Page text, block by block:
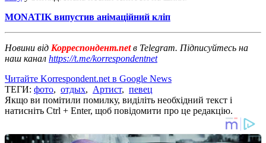
MONATIK випустив анімаційний кліп
Новини від Корреспондент.netв Telegram. Підписуйтесь на
наш канал https://t.me/korrespondentnet
Читайте Korrespondent.net в Google News
ТЕГИ: фото, отдых, Артист, певец
Якщо ви помітили помилку, виділіть необхідний текст і
натисніть Ctrl + Enter, щоб повідомити про це редакцію.